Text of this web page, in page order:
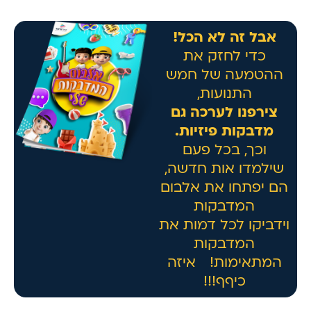
אבל זה לא הכל!
כדי לחזק את
ההטמעה של חמש
התנועות,
צירפנו לערכה גם
מדבקות פיזיות.
וכך, בכל פעם
שילמדו אות חדשה,
הם יפתחו את אלבום
המדבקות
וידביקו לכל דמות את
המדבקות
המתאימות! איזה
כיףף!!!